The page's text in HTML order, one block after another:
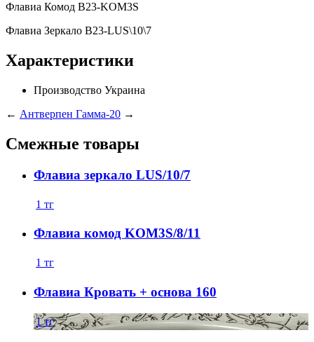
Флавиа Комод B23-KOM3S
Флавиа Зеркало B23-LUS\10\7
Характеристики
Производство Украина
← Антверпен Гамма-20 →
Смежные товары
Флавиа зеркало LUS/10/7
1 тг
Флавиа комод KOM3S/8/11
1 тг
Флавиа Кровать + основа 160
1тг